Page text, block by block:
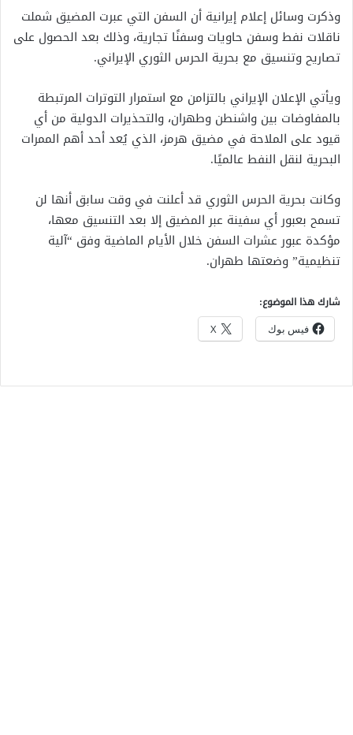
وذكرت وسائل إعلام إيرانية أن السفن التي عبرت المضيق شملت
ناقلات نفط وسفن حاويات وسفنًا تجارية، وذلك بعد الحصول على
تصاريح وتنسيق مع بحرية الحرس الثوري الإيراني.
ويأتي الإعلان الإيراني بالتزامن مع استمرار التوترات المرتبطة
بالمفاوضات بين واشنطن وطهران، والتحذيرات الدولية من أي
قيود على الملاحة في مضيق هرمز، الذي يُعد أحد أهم الممرات
البحرية لنقل النفط عالميًا.
وكانت بحرية الحرس الثوري قد أعلنت في وقت سابق أنها لن
تسمح بعبور أي سفينة عبر المضيق إلا بعد التنسيق معها،
مؤكدة عبور عشرات السفن خلال الأيام الماضية وفق “آلية
تنظيمية” وضعتها طهران.
شارك هذا الموضوع:
فيس بوك X